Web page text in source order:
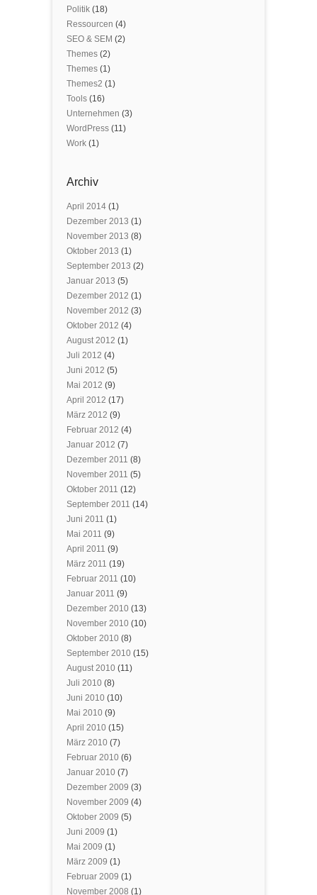
Politik (18)
Ressourcen (4)
SEO & SEM (2)
Themes (2)
Themes (1)
Themes2 (1)
Tools (16)
Unternehmen (3)
WordPress (11)
Work (1)
Archiv
April 2014 (1)
Dezember 2013 (1)
November 2013 (8)
Oktober 2013 (1)
September 2013 (2)
Januar 2013 (5)
Dezember 2012 (1)
November 2012 (3)
Oktober 2012 (4)
August 2012 (1)
Juli 2012 (4)
Juni 2012 (5)
Mai 2012 (9)
April 2012 (17)
März 2012 (9)
Februar 2012 (4)
Januar 2012 (7)
Dezember 2011 (8)
November 2011 (5)
Oktober 2011 (12)
September 2011 (14)
Juni 2011 (1)
Mai 2011 (9)
April 2011 (9)
März 2011 (19)
Februar 2011 (10)
Januar 2011 (9)
Dezember 2010 (13)
November 2010 (10)
Oktober 2010 (8)
September 2010 (15)
August 2010 (11)
Juli 2010 (8)
Juni 2010 (10)
Mai 2010 (9)
April 2010 (15)
März 2010 (7)
Februar 2010 (6)
Januar 2010 (7)
Dezember 2009 (3)
November 2009 (4)
Oktober 2009 (5)
Juni 2009 (1)
Mai 2009 (1)
März 2009 (1)
Februar 2009 (1)
November 2008 (1)